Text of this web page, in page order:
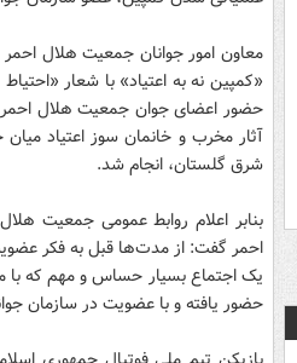
معاون امور جوانان جمعیت هلال
«کمپین نه به اعتیاد» با شعار
حضور اعضای جوان جمعیت هلال احمر
شرق گلستان، انجام شد.
بنابر اعلام روابط عمومی جمعیت
احمر گفت: از مدت‌ها قبل به فکر
یک اجتماع بسیار حساس و مهم که با
حضور یافته و با عضویت در سازمان